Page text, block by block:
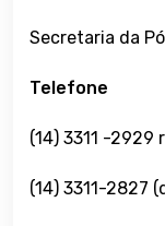
Secretaria da
Telefone
(14) 3311 -2929
(14) 3311-2827